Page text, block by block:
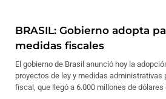
BRASIL: Gobierno adopta
medidas fiscales
El gobierno de Brasil anunció hoy la
proyectos de ley y medidas administrativas
fiscal, que llegó a 6.000 millones de dólares